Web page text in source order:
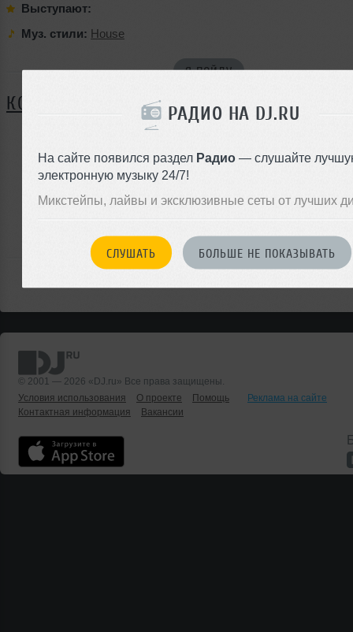
РАДИО НА DJ.RU
На сайте появился раздел Радио — слушайте
электронную музыку 24/7!
Микстейпы, лайвы и эксклюзивные сеты от лучших
СЛУШАТЬ БОЛЬШЕ НЕ ПОКАЗЫВАТЬ
Выступают:
Муз. стили: House
Я ПОЙДУ
КОММЕНТАРИИ
ЗАРЕГИСТРИРУЙТЕСЬ
Или
© 2001 — 2026 «DJ.ru» Все права защищены.
Условия использования
О проекте Помощь
Реклама на сайте
Контактная информация
Вакансии